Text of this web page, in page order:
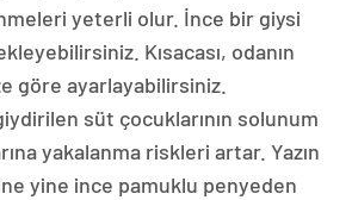
yeterli olur. İnce bir giysi
Kısacası, odanın
göre ayarlayabilirsiniz.
süt çocuklarının solunum
yakalanma riskleri artar. Yazın
yine ince pamuklu penyeden